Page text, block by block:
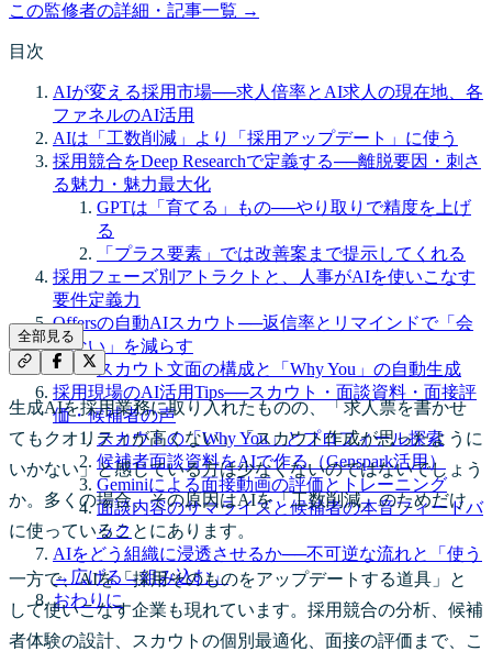
この監修者の詳細・記事一覧 →
目次
AIが変える採用市場──求人倍率とAI求人の現在地、各
ファネルのAI活用
AIは「工数削減」より「採用アップデート」に使う
採用競合をDeep Researchで定義する──離脱要因・刺さ
る魅力・魅力最大化
GPTは「育てる」もの──やり取りで精度を上げ
る
「プラス要素」では改善案まで提示してくれる
採用フェーズ別アトラクトと、人事がAIを使いこなす
要件定義力
Offersの自動AIスカウト──返信率とリマインドで「会
えない」を減らす
スカウト文面の構成と「Why You」の自動生成
採用現場のAI活用Tips──スカウト・面談資料・面接評
価・候補者の声
スカウトの「Why You」とプロフィール探索
候補者面談資料をAIで作る（Genspark活用）
Geminiによる面接動画の評価とトレーニング
面談内容のサマライズと候補者の本音フィードバ
ック
AIをどう組織に浸透させるか──不可逆な流れと「使う
→広げる→組み込む」
おわりに
全部見る
生成AIを採用業務に取り入れたものの、「求人票を書かせ
てもクオリティが高くない」「スカウト作成が思ったように
いかない」と感じている方は少なくないのではないでしょう
か。多くの場合、その原因はAIを「工数削減」のためだけ
に使っていることにあります。
一方で、AIを「採用そのものをアップデートする道具」と
して使いこなす企業も現れています。採用競合の分析、候補
者体験の設計、スカウトの個別最適化、面接の評価まで、こ